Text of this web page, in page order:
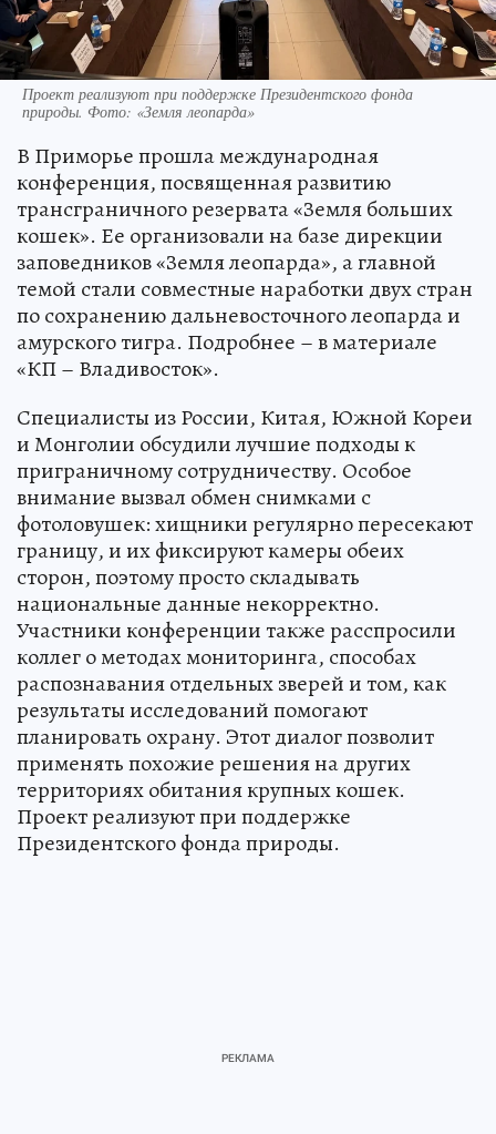
Проект реализуют при поддержке Президентского фонда
природы. Фото: «Земля леопарда»
В Приморье прошла международная
конференция, посвященная развитию
трансграничного резервата «Земля больших
кошек». Ее организовали на базе дирекции
заповедников «Земля леопарда», а главной
темой стали совместные наработки двух стран
по сохранению дальневосточного леопарда и
амурского тигра. Подробнее – в материале
«КП – Владивосток».
Специалисты из России, Китая, Южной Кореи
и Монголии обсудили лучшие подходы к
приграничному сотрудничеству. Особое
внимание вызвал обмен снимками с
фотоловушек: хищники регулярно пересекают
границу, и их фиксируют камеры обеих
сторон, поэтому просто складывать
национальные данные некорректно.
Участники конференции также расспросили
коллег о методах мониторинга, способах
распознавания отдельных зверей и том, как
результаты исследований помогают
планировать охрану. Этот диалог позволит
применять похожие решения на других
территориях обитания крупных кошек.
Проект реализуют при поддержке
Президентского фонда природы.